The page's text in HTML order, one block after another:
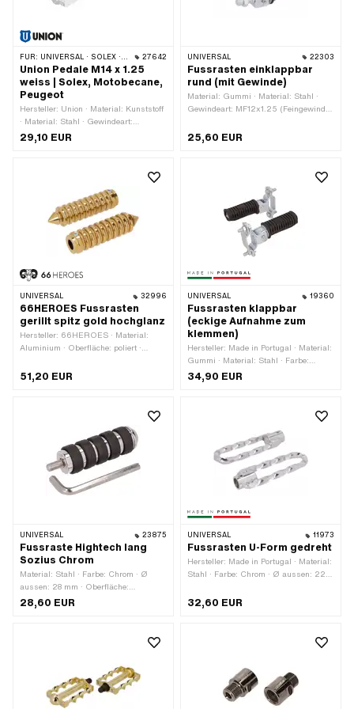
FÜR: UNIVERSAL · SOLEX · MBK / MOTOBÉCANE · PEUGEOT 27642
Union Pedale M14 x 1.25
weiss | Solex, Motobecane,
Peugeot
Hersteller: Union · Material: Kunststoff
· Material: Stahl · Gewindeart:
MF14x1.25 (Feingewinde) · Farbe:
silber · Farbe: weiss · Antrieb:
29,10 EUR
UNIVERSAL 22303
Fussrasten einklappbar
rund (mit Gewinde)
Material: Gummi · Material: Stahl ·
Gewindeart: MF12x1.25 (Feingewinde)
Gesamtlänge: 100 mm · Reflektoren:
Nein
25,60 EUR
UNIVERSAL 32996
66HEROES Fussrasten
gerillt spitz gold hochglanz
Hersteller: 66HEROES · Material:
Aluminium · Oberfläche: poliert ·
innen: 16 mm · Ø aussen: 34 mm ·
Gesamtlänge: 126 mm · Tiefe: 62 mm
51,20 EUR
UNIVERSAL 19360
Fussrasten klappbar
(eckige Aufnahme zum
klemmen)
Hersteller: Made in Portugal · Material:
Gummi · Material: Stahl · Farbe:
schwarz · Breite: 40 mm · Höhe: 90
mm · Antrieb: Aussenzweikant ·
34,90 EUR
UNIVERSAL 23875
Fussraste Hightech lang
Sozius Chrom
Material: Stahl · Farbe: Chrom · Ø
aussen: 28 mm · Oberfläche:
verchromt · Gesamtlänge: 82 mm ·
28,60 EUR
UNIVERSAL 11973
Fussrasten U-Form gedreht
Hersteller: Made in Portugal · Material:
Stahl · Farbe: Chrom · Ø aussen: 22
mm · Oberfläche: verchromt ·
32,60 EUR